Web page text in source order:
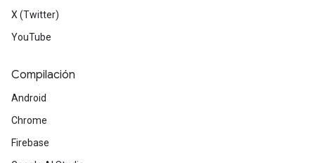
X (Twitter)
YouTube
Compilación
Android
Chrome
Firebase